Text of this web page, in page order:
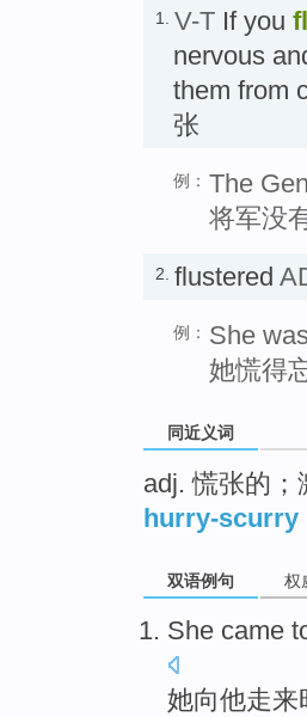
1. V-T If you
nervous
them from
张
例： The
将军没
2. flustered
例： She
她慌得
同近义词
adj. 慌张的；
hurry-scurry
双语例句 权
She came
她向他走来